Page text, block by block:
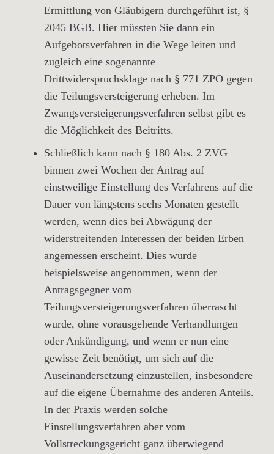
Ermittlung von Gläubigern durchgeführt ist, §
2045 BGB. Hier müssten Sie dann ein
Aufgebotsverfahren in die Wege leiten und
zugleich eine sogenannte
Drittwiderspruchsklage nach § 771 ZPO gegen
die Teilungsversteigerung erheben. Im
Zwangsversteigerungsverfahren selbst gibt es
die Möglichkeit des Beitritts.
Schließlich kann nach § 180 Abs. 2 ZVG
binnen zwei Wochen der Antrag auf
einstweilige Einstellung des Verfahrens auf die
Dauer von längstens sechs Monaten gestellt
werden, wenn dies bei Abwägung der
widerstreitenden Interessen der beiden Erben
angemessen erscheint. Dies wurde
beispielsweise angenommen, wenn der
Antragsgegner vom
Teilungsversteigerungsverfahren überrascht
wurde, ohne vorausgehende Verhandlungen
oder Ankündigung, und wenn er nun eine
gewisse Zeit benötigt, um sich auf die
Auseinandersetzung einzustellen, insbesondere
auf die eigene Übernahme des anderen Anteils.
In der Praxis werden solche
Einstellungsverfahren aber vom
Vollstreckungsgericht ganz überwiegend